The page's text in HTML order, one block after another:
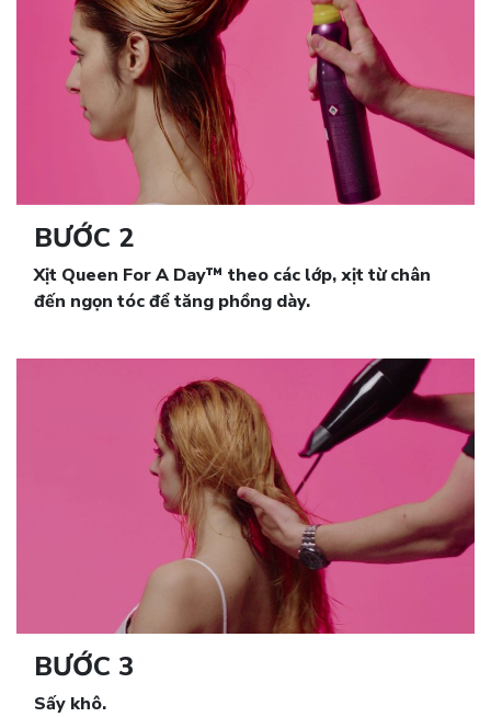
BƯỚC 2
Xịt Queen For A Day™ theo các lớp, xịt từ chân
đến ngọn tóc để tăng phồng dày.
BƯỚC 3
Sấy khô.